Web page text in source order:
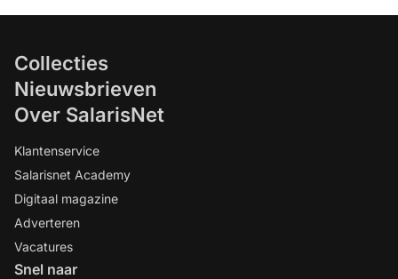
Collecties
Nieuwsbrieven
Over SalarisNet
Klantenservice
Salarisnet Academy
Digitaal magazine
Adverteren
Vacatures
Snel naar